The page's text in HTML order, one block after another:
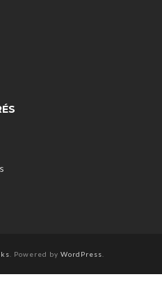
. Powered by WordPress